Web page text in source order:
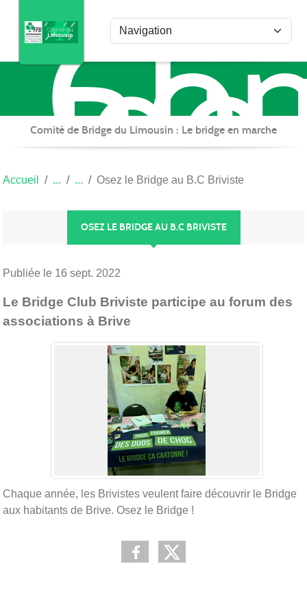
de
du
Comité de Bridge du Limousin : Le bridge en marche
Accueil Osez le Bridge au B.C Briviste
OSEZ LE BRIDGE AU B.C BRIVISTE
Publiée le 16 sept. 2022
Le Bridge Club Briviste participe au forum des
associations à Brive
Chaque année, les Brivistes veulent faire découvrir le Bridge
aux habitants de Brive. Osez le Bridge !